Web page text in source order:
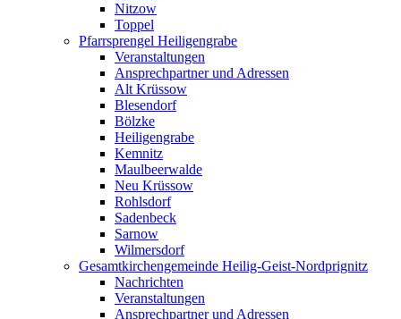
Nitzow
Toppel
Pfarrsprengel Heiligengrabe
Veranstaltungen
Ansprechpartner und Adressen
Alt Krüssow
Blesendorf
Bölzke
Heiligengrabe
Kemnitz
Maulbeerwalde
Neu Krüssow
Rohlsdorf
Sadenbeck
Sarnow
Wilmersdorf
Gesamtkirchengemeinde Heilig-Geist-Nordprignitz
Nachrichten
Veranstaltungen
Ansprechpartner und Adressen